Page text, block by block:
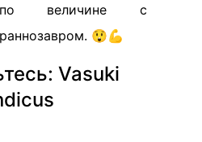
по величине с
😲💪
Vasuki